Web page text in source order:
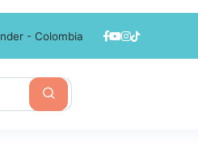
- Colombia